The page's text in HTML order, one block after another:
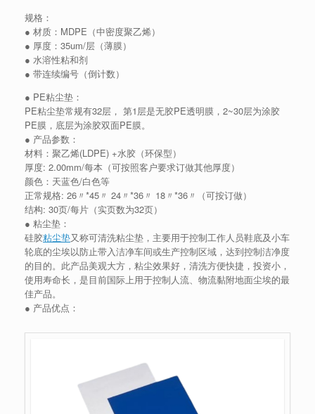
规格：
● 材质：MDPE（中密度聚乙烯）
● 厚度：35um/层（薄膜）
● 水溶性粘和剂
● 带连续编号（倒计数）
● PE粘尘垫：
PE粘尘垫常规有32层， 第1层是无胶PE透明膜，2~30层为涂胶
PE膜，底层为涂胶双面PE膜。
● 产品参数：
材料：聚乙烯(LDPE) +水胶（环保型）
厚度: 2.00mm/每本（可按照客户要求订做其他厚度）
颜色：天蓝色/白色等
正常规格: 26〃*45〃 24〃*36〃 18〃*36〃（可按订做）
结构: 30页/每片（实页数为32页）
● 粘尘垫：
硅胶粘尘垫又称可清洗粘尘垫，主要用于控制工作人员鞋底及小车
轮底的尘埃以防止带入洁净车间或生产控制区域，达到控制洁净度
的目的。此产品美观大方，粘尘效果好，清洗方便快捷，投资小，
使用寿命长，是目前国际上用于控制人流、物流黏附地面尘埃的最
佳产品。
● 产品优点：